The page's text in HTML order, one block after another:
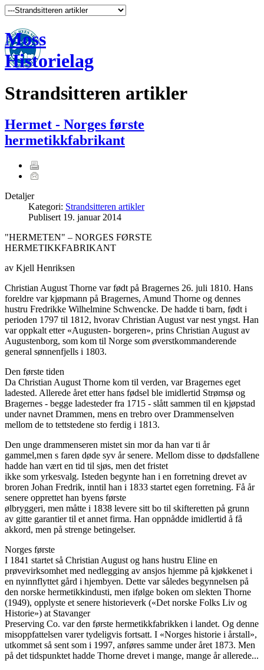
Moss
Historielag
Strandsitteren artikler
Hermet - Norges første
hermetikkfabrikant
Detaljer
Kategori: Strandsitteren artikler
Publisert 19. januar 2014
"HERMETEN" – NORGES FØRSTE
HERMETIKKFABRIKANT
av Kjell Henriksen
Christian August Thorne var født på Bragernes 26. juli 1810. Hans
foreldre var kjøpmann på Bragernes, Amund Thorne og dennes
hustru Fredrikke Wilhelmine Schwencke. De hadde ti barn, født i
perioden 1797 til 1812, hvorav Christian August var nest yngst. Han
var oppkalt etter «Augusten- borgeren», prins Christian August av
Augustenborg, som kom til Norge som øverstkommanderende
general sønnenfjells i 1803.
Den første tiden
Da Christian August Thorne kom til verden, var Bragernes eget
ladested. Allerede året etter hans fødsel ble imidlertid Strømsø og
Bragernes - begge ladesteder fra 1715 - slått sammen til en kjøpstad
under navnet Drammen, mens en trebro over Drammenselven
mellom de to tettstedene sto ferdig i 1813.
Den unge drammenseren mistet sin mor da han var ti år
gammel,men s faren døde syv år senere. Mellom disse to dødsfallene
hadde han vært en tid til sjøs, men det fristet
ikke som yrkesvalg. Isteden begynte han i en forretning drevet av
broren Johan Fredrik, inntil han i 1833 startet egen forretning. Få år
senere opprettet han byens første
ølbryggeri, men måtte i 1838 levere sitt bo til skifteretten på grunn
av gitte garantier til et annet firma. Han oppnådde imidlertid å få
akkord, men på strenge betingelser.
Norges første
I 1841 startet så Christian August og hans hustru Eline en
prøvevirksomhet med nedlegging av ansjos hjemme på kjøkkenet i
en nyinnflyttet gård i hjembyen. Dette var således begynnelsen på
den norske hermetikkindusti, men ifølge boken om slekten Thorne
(1949), opplyste et senere historieverk («Det norske Folks Liv og
Historie») at Stavanger
Preserving Co. var den første hermetikkfabrikken i landet. Og denne
misoppfattelsen varer tydeligvis fortsatt. I «Norges historie i årstall»,
utkommet så sent som i 1997, anføres samme under året 1873. Men
på det tidspunktet hadde Thorne drevet i mange, mange år allerede...